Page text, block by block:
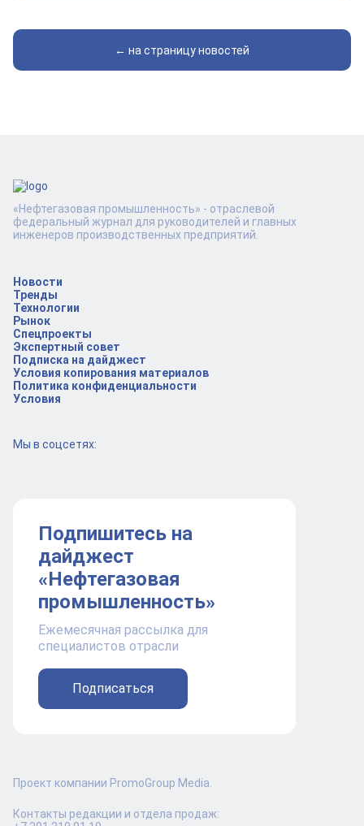
← на страницу новостей
Новости
Тренды
Технологии
Рынок
Спецпроекты
Экспертный совет
Подписка на дайджест
Условия копирования материалов
Политика конфиденциальности
Условия
Мы в соцсетях:
Подпишитесь на
дайджест
«Нефтегазовая
промышленность»
Ежемесячная рассылка для
специалистов отрасли
Подписаться
«Нефтегазовая промышленность» - отраслевой
федеральный журнал для руководителей и главных
инженеров производственных предприятий.
Проект компании PromoGroup Media.
Контакты редакции и отдела продаж: